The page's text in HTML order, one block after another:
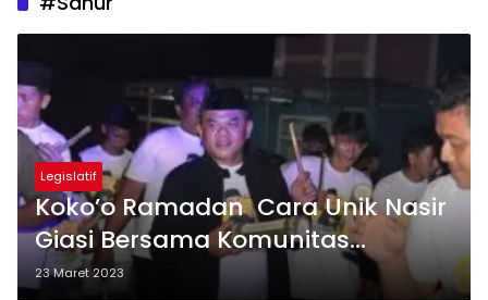
Legislatif
Koko’o Ramadan Cara Unik Nasir
Giasi Bersama Komunitas
Pemuda Bangunkan Masyarakat
23 Maret 2023